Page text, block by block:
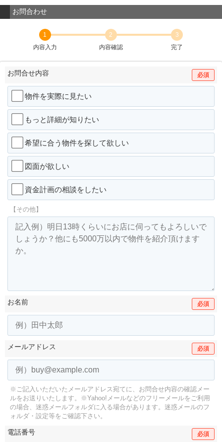
お問合わせ
1
内容入力
2
内容確認
3
完了
お問合せ内容 必須
物件を実際に見たい
もっと詳細が知りたい
希望に合う物件を探して欲しい
図面が欲しい
資金計画の相談をしたい
【その他】
お名前 必須
メールアドレス 必須
※ご記入いただいたメールアドレス宛てに、お問合せ内容の確認メー
ルをお送りいたします。
※Yahoo!メールなどのフリーメールをご利用
の場合、迷惑メールフォルダに入る場合があります。 迷惑メールのフ
ォルダ・設定等をご確認下さい。
電話番号 必須